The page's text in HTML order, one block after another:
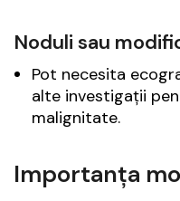
Noduli sau
Pot necesita
alte investigații
malignitate.
Importanța